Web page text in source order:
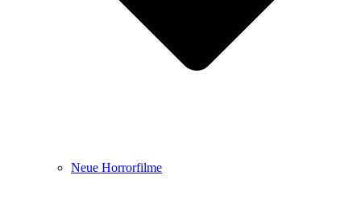
Neue Horrorfilme